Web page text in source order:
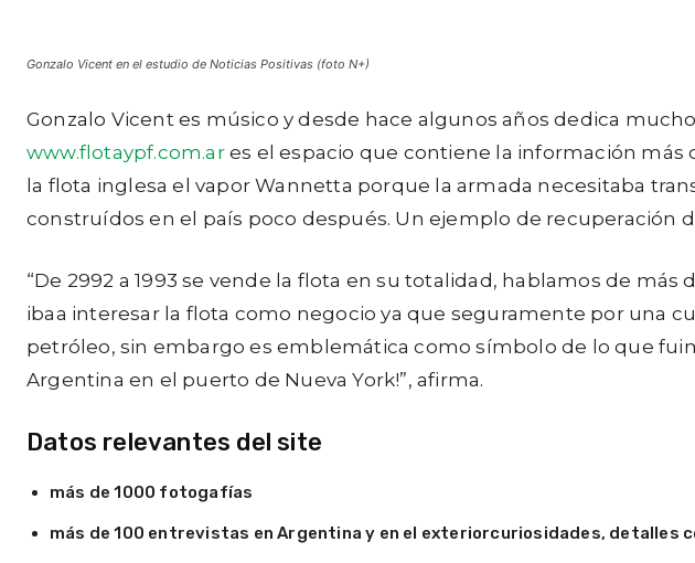
Gonzalo Vicent en el estudio de Noticias Positivas (foto N+)
Gonzalo Vicent es músico y desde hace algunos años dedica
www.flotaypf.com.ares el espacio que contiene la información más
la flota inglesa el vapor Wannetta porque la armada necesitaba
construídos en el país poco después. Un ejemplo de recuperación
“De 2992 a 1993 se vende la flota en su totalidad, hablamos de
ibaa interesar la flota como negocio ya que seguramente por una
petróleo, sin embargo es emblemática como símbolo de lo que
Argentina en el puerto de Nueva York!”, afirma.
Datos relevantes del site
más de 1000 fotogafías
más de 100 entrevistas en Argentina y en el exteriorcuriosidades, detalles